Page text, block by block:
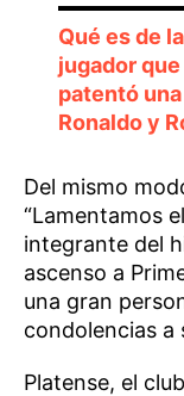
Qué es de
jugador
patentó
Ronaldo y
Del mismo
“Lamentamos
integrante del
ascenso a
una gran
condolencias a
Platense, el